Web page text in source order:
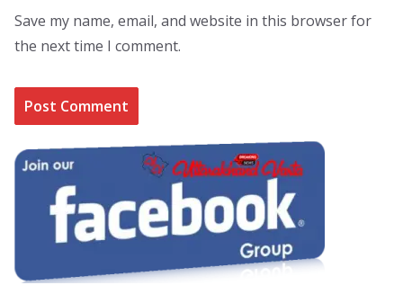
Save my name, email, and website in this browser for
the next time I comment.